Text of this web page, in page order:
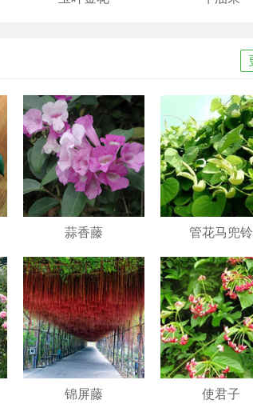
蒜香藤 管花马兜铃
锦屏藤 使君子